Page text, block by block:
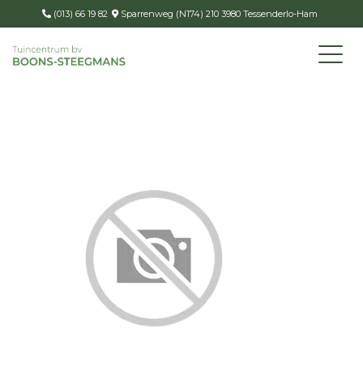
(013) 66 19 82 Sparrenweg (N174) 210 3980 Tessenderlo-Ham